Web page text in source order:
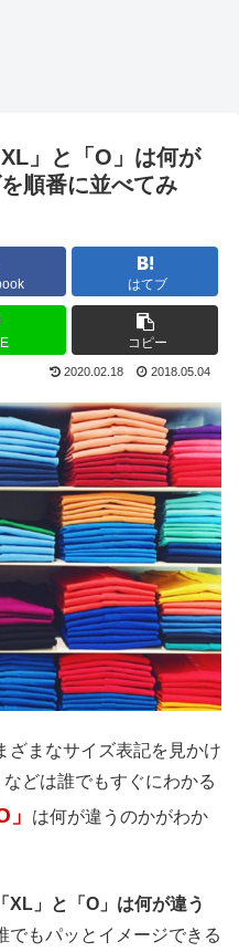
」と「O」は何が
順番に並べてみ
はてブ
コピー
2020.02.18 2018.05.04
ざまなサイズ表記を見かけ
どは誰でもすぐにわかる
」
は何が違うのかがわか
XL」と「O」は何が違う
でもパッとイメージできる